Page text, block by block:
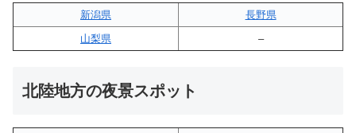
新潟県
長野県
山梨県
–
北陸地方の夜景スポット